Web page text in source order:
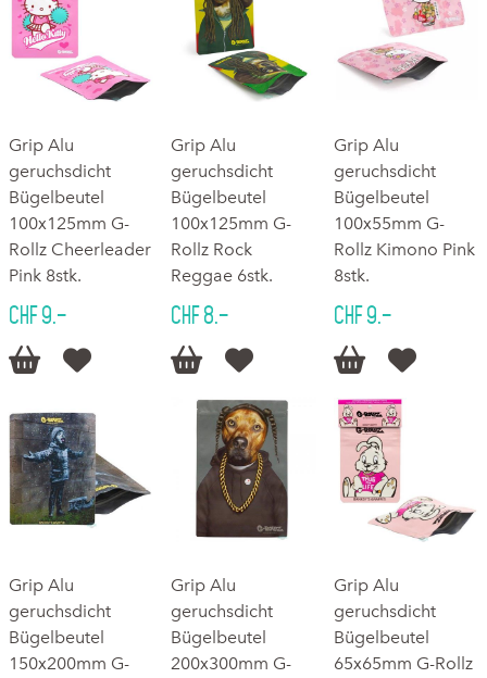
Grip Alu
geruchsdicht
Bügelbeutel
100x125mm G-
Rollz Cheerleader
Pink 8stk.
CHF 9.–
 
Grip Alu
geruchsdicht
Bügelbeutel
100x125mm G-
Rollz Rock
Reggae 6stk.
CHF 8.–
 
Grip Alu
geruchsdicht
Bügelbeutel
100x55mm G-
Rollz Kimono Pink
8stk.
CHF 9.–
 
Grip Alu
geruchsdicht
Bügelbeutel
150x200mm G-
Grip Alu
geruchsdicht
Bügelbeutel
200x300mm G-
Grip Alu
geruchsdicht
Bügelbeutel
65x65mm G-Rollz